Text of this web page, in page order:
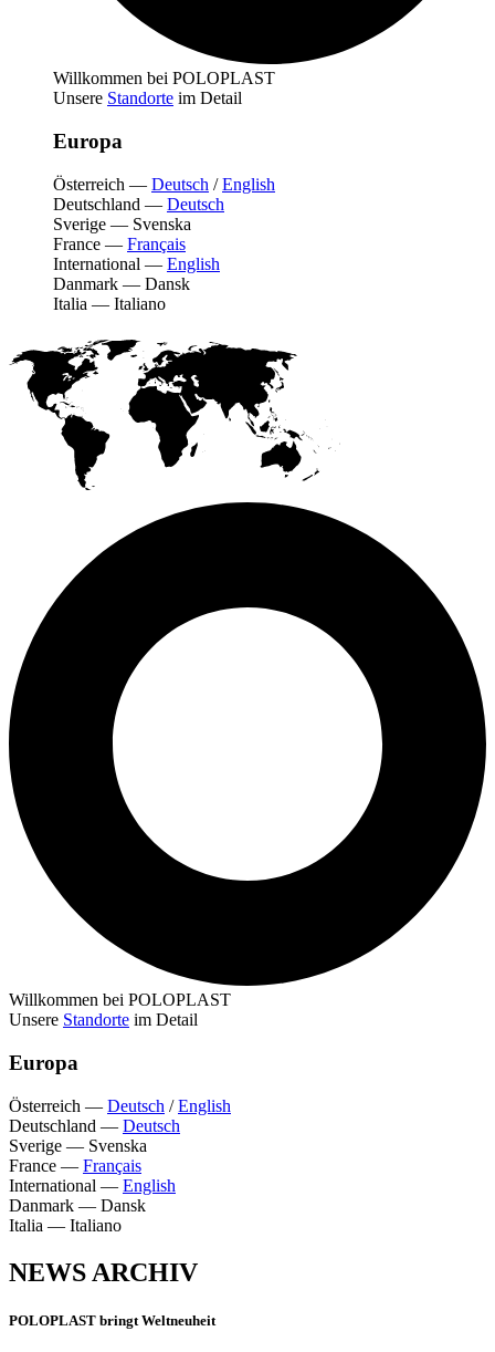
Willkommen bei POLOPLAST
Unsere Standorte im Detail
Europa
Österreich — Deutsch /English
Deutschland — Deutsch
Sverige — Svenska
France — Français
International — English
Danmark — Dansk
Italia — Italiano
Willkommen bei POLOPLAST
Unsere Standorte im Detail
Europa
Österreich — Deutsch /English
Deutschland — Deutsch
Sverige — Svenska
France — Français
International — English
Danmark — Dansk
Italia — Italiano
NEWS ARCHIV
POLOPLAST bringt Weltneuheit